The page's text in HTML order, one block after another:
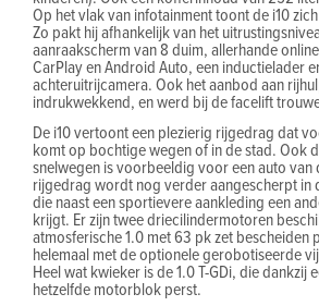
Op het vlak van infotainment toont de i10
Zo pakt hij afhankelijk van het
aanraakscherm van 8 duim, allerhande
CarPlay en Android Auto, een inductielader
achteruitrijcamera. Ook het aanbod aan
indrukwekkend, en werd bij de facelift
De i10 vertoont een plezierig rijgedrag dat
komt op bochtige wegen of in de stad. Ook
snelwegen is voorbeeldig voor een auto van
rijgedrag wordt nog verder aangescherpt in
die naast een sportievere aankleding een
krijgt. Er zijn twee driecilindermotoren
atmosferische 1.0 met 63 pk zet bescheiden
helemaal met de optionele gerobotiseerde
Heel wat kwieker is de 1.0 T-GDi, die dankzij
hetzelfde motorblok perst.